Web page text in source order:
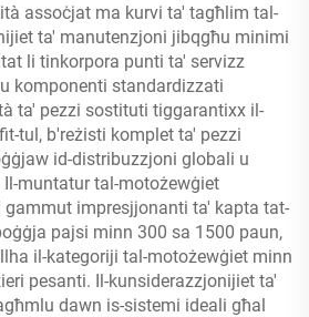
assoċjat ma kurvi ta' tagħlim tal-
ta' manutenzjoni jibqgħu minimi
li tinkorpora punti ta' servizz
komponenti standardizzati
ta' pezzi sostituti tiggarantixx il-
tul, b'reżisti komplet ta' pezzi
id-distribuzzjoni globali u
muntatur tal-motożewġiet
impresjjonanti ta' kapta tat-
pajsi minn 300 sa 1500 paun,
il-kategoriji tal-motożewġiet minn
pesanti. Il-kunsiderazzjonijiet ta'
dawn is-sistemi ideali għal